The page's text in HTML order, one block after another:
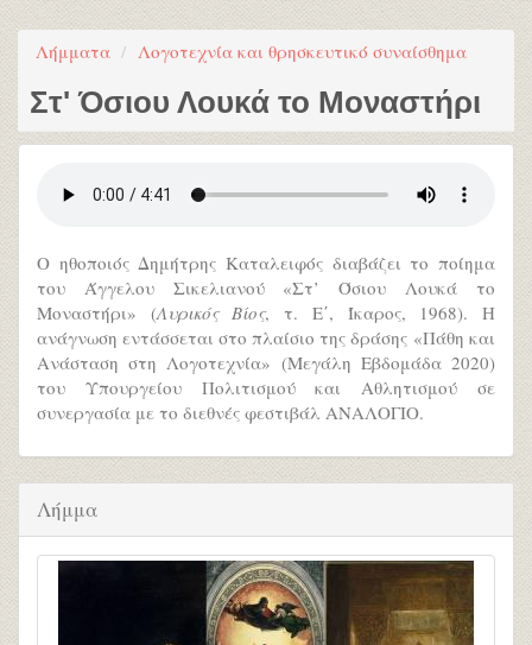
Λήμματα Λογοτεχνία και θρησκευτικό συναίσθημα
Στ' Όσιου Λουκά το Μοναστήρι
Ο ηθοποιός Δημήτρης Καταλειφός διαβάζει το ποίημα
του Άγγελου Σικελιανού «Στ’ Όσιου Λουκά το
Μοναστήρι» (Λυρικός Βίος, τ. Ε΄, Ίκαρος, 1968). Η
ανάγνωση εντάσσεται στο πλαίσιο της δράσης «Πάθη και
Ανάσταση στη Λογοτεχνία» (Μεγάλη Εβδομάδα 2020)
του Υπουργείου Πολιτισμού και Αθλητισμού σε
συνεργασία με το διεθνές φεστιβάλ ΑΝΑΛΟΓΙΟ.
Λήμμα